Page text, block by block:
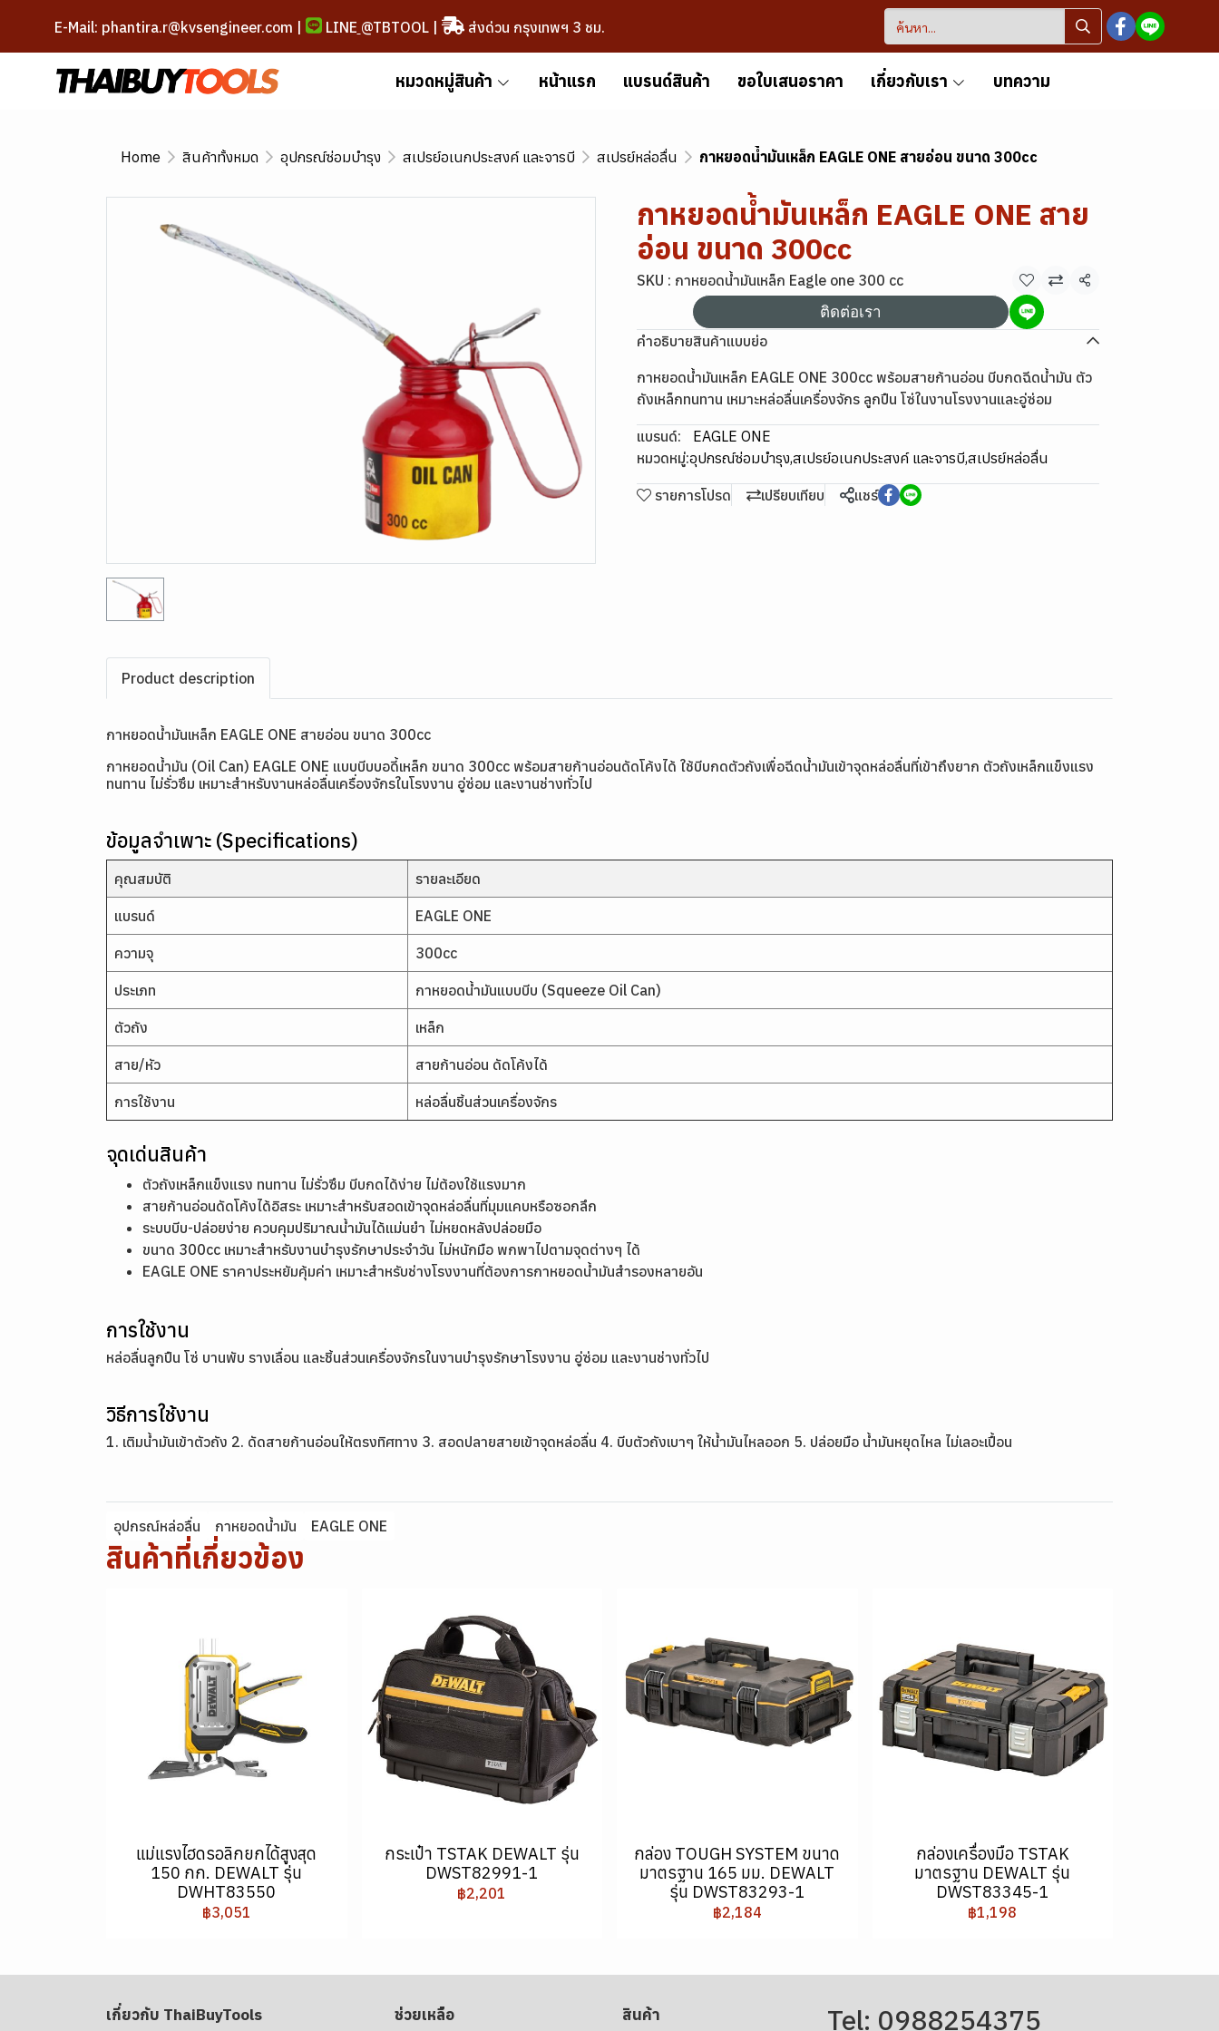
E-Mail: phantira.r@kvsengineer.com | LINE @TBTOOL| ส่งด่วน กรุงเทพฯ 3 ชม.
หมวดหมู่สินค้า หน้าแรก แบรนด์สินค้า ขอใบเสนอราคา เกี่ยวกับเรา บทความ
Home สินค้าทั้งหมด อุปกรณ์ซ่อมบำรุง สเปรย์อเนกประสงค์ และจารบี สเปรย์หล่อลื่น กาหยอดน้ำมันเหล็ก EAGLE ONE สายอ่อน ขนาด 300cc
กาหยอดน้ำมันเหล็ก EAGLE ONE สาย
อ่อน ขนาด 300cc
SKU : กาหยอดน้ำมันเหล็ก Eagle one 300 cc
แชร์
ติดต่อเรา
คำอธิบายสินค้าแบบย่อ
กาหยอดน้ำมันเหล็ก EAGLE ONE 300cc พร้อมสายก้านอ่อน บีบกดฉีดน้ำมัน ตัว
ถังเหล็กทนทาน เหมาะหล่อลื่นเครื่องจักร ลูกปืน โซ่ในงานโรงงานและอู่ซ่อม
แบรนด์:
EAGLE ONE
หมวดหมู่:อุปกรณ์ซ่อมบำรุง,สเปรย์อเนกประสงค์ และจารบี,สเปรย์หล่อลื่น
รายการโปรด เปรียบเทียบ แชร์
Product description
กาหยอดน้ำมันเหล็ก EAGLE ONE สายอ่อน ขนาด 300cc
กาหยอดน้ำมัน (Oil Can) EAGLE ONE แบบบีบบอดี้เหล็ก ขนาด 300cc พร้อมสายก้านอ่อนดัดโค้งได้ ใช้บีบกดตัวถังเพื่อฉีดน้ำมันเข้าจุดหล่อลื่นที่เข้าถึงยาก ตัวถังเหล็กแข็งแรง
ทนทาน ไม่รั่วซึม เหมาะสำหรับงานหล่อลื่นเครื่องจักรในโรงงาน อู่ซ่อม และงานช่างทั่วไป
ข้อมูลจำเพาะ (Specifications)
คุณสมบัติ รายละเอียด
แบรนด์ EAGLE ONE
ความจุ 300cc
ประเภท กาหยอดน้ำมันแบบบีบ (Squeeze Oil Can)
ตัวถัง เหล็ก
สาย/หัว สายก้านอ่อน ดัดโค้งได้
การใช้งาน หล่อลื่นชิ้นส่วนเครื่องจักร
จุดเด่นสินค้า
ตัวถังเหล็กแข็งแรง ทนทาน ไม่รั่วซึม บีบกดได้ง่าย ไม่ต้องใช้แรงมาก
สายก้านอ่อนดัดโค้งได้อิสระ เหมาะสำหรับสอดเข้าจุดหล่อลื่นที่มุมแคบหรือซอกลึก
ระบบบีบ-ปล่อยง่าย ควบคุมปริมาณน้ำมันได้แม่นยำ ไม่หยดหลังปล่อยมือ
ขนาด 300cc เหมาะสำหรับงานบำรุงรักษาประจำวัน ไม่หนักมือ พกพาไปตามจุดต่างๆ ได้
EAGLE ONE ราคาประหยัมคุ้มค่า เหมาะสำหรับช่างโรงงานที่ต้องการกาหยอดน้ำมันสำรองหลายอัน
การใช้งาน
หล่อลื่นลูกปืน โซ่ บานพับ รางเลื่อน และชิ้นส่วนเครื่องจักรในงานบำรุงรักษาโรงงาน อู่ซ่อม และงานช่างทั่วไป
วิธีการใช้งาน
1. เติมน้ำมันเข้าตัวถัง 2. ดัดสายก้านอ่อนให้ตรงทิศทาง 3. สอดปลายสายเข้าจุดหล่อลื่น 4. บีบตัวถังเบาๆ ให้น้ำมันไหลออก 5. ปล่อยมือ น้ำมันหยุดไหล ไม่เลอะเปื้อน
อุปกรณ์หล่อลื่น กาหยอดน้ำมัน EAGLE ONE
สินค้าที่เกี่ยวข้อง
แม่แรงไฮดรอลิกยกได้สูงสุด
150 กก. DEWALT รุ่น
DWHT83550
฿3,051
กระเป๋า TSTAK DEWALT รุ่น
DWST82991-1
฿2,201
กล่อง TOUGH SYSTEM ขนาด
มาตรฐาน 165 มม. DEWALT
รุ่น DWST83293-1
฿2,184
กล่องเครื่องมือ TSTAK
มาตรฐาน DEWALT รุ่น
DWST83345-1
฿1,198
เกี่ยวกับ ThaiBuyTools ช่วยเหลือ สินค้า Tel: 0988254375